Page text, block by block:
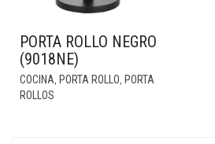
PORTA ROLLO NEGRO
(9018NE)
COCINA, PORTA ROLLO, PORTA
ROLLOS